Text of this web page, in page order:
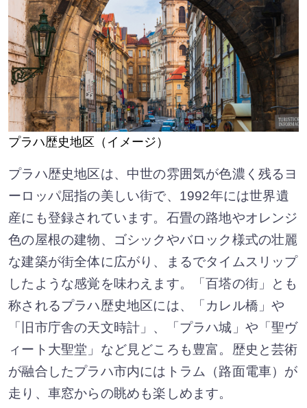
プラハ歴史地区（イメージ）
プラハ歴史地区は、中世の雰囲気が色濃く残るヨ
ーロッパ屈指の美しい街で、1992年には世界遺
産にも登録されています。石畳の路地やオレンジ
色の屋根の建物、ゴシックやバロック様式の壮麗
な建築が街全体に広がり、まるでタイムスリップ
したような感覚を味わえます。「百塔の街」とも
称されるプラハ歴史地区には、「カレル橋」や
「旧市庁舎の天文時計」、「プラハ城」や「聖ヴ
ィート大聖堂」など見どころも豊富。歴史と芸術
が融合したプラハ市内にはトラム（路面電車）が
走り、車窓からの眺めも楽しめます。